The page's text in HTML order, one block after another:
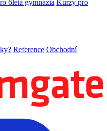
6letá gymnázia Kurzy pro
Reference Obchodní